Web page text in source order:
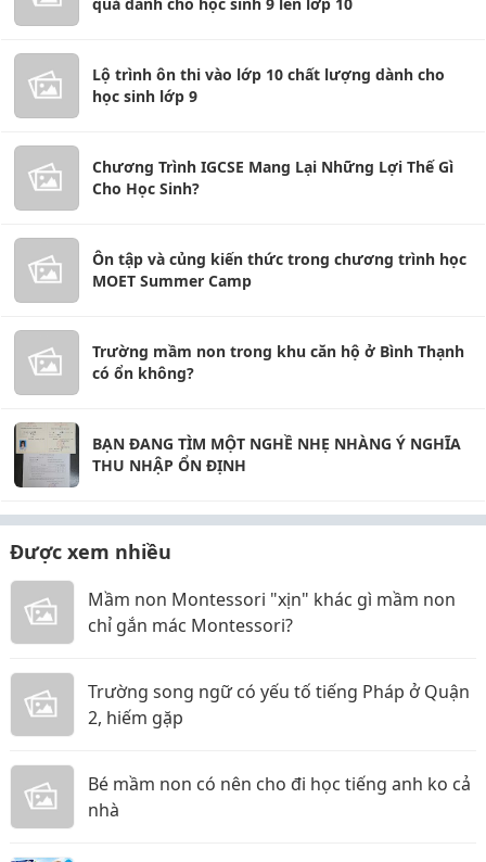
Lộ trình ôn thi vào lớp 10 chất lượng dành cho
học sinh lớp 9
Chương Trình IGCSE Mang Lại Những Lợi Thế Gì
Cho Học Sinh?
Ôn tập và củng kiến thức trong chương trình học
MOET Summer Camp
Trường mầm non trong khu căn hộ ở Bình Thạnh
có ổn không?
BẠN ĐANG TÌM MỘT NGHỀ NHẸ NHÀNG Ý NGHĨA
THU NHẬP ỔN ĐỊNH
Được xem nhiều
Mầm non Montessori "xịn" khác gì mầm non
chỉ gắn mác Montessori?
Trường song ngữ có yếu tố tiếng Pháp ở Quận
2, hiếm gặp
Bé mầm non có nên cho đi học tiếng anh ko cả
nhà